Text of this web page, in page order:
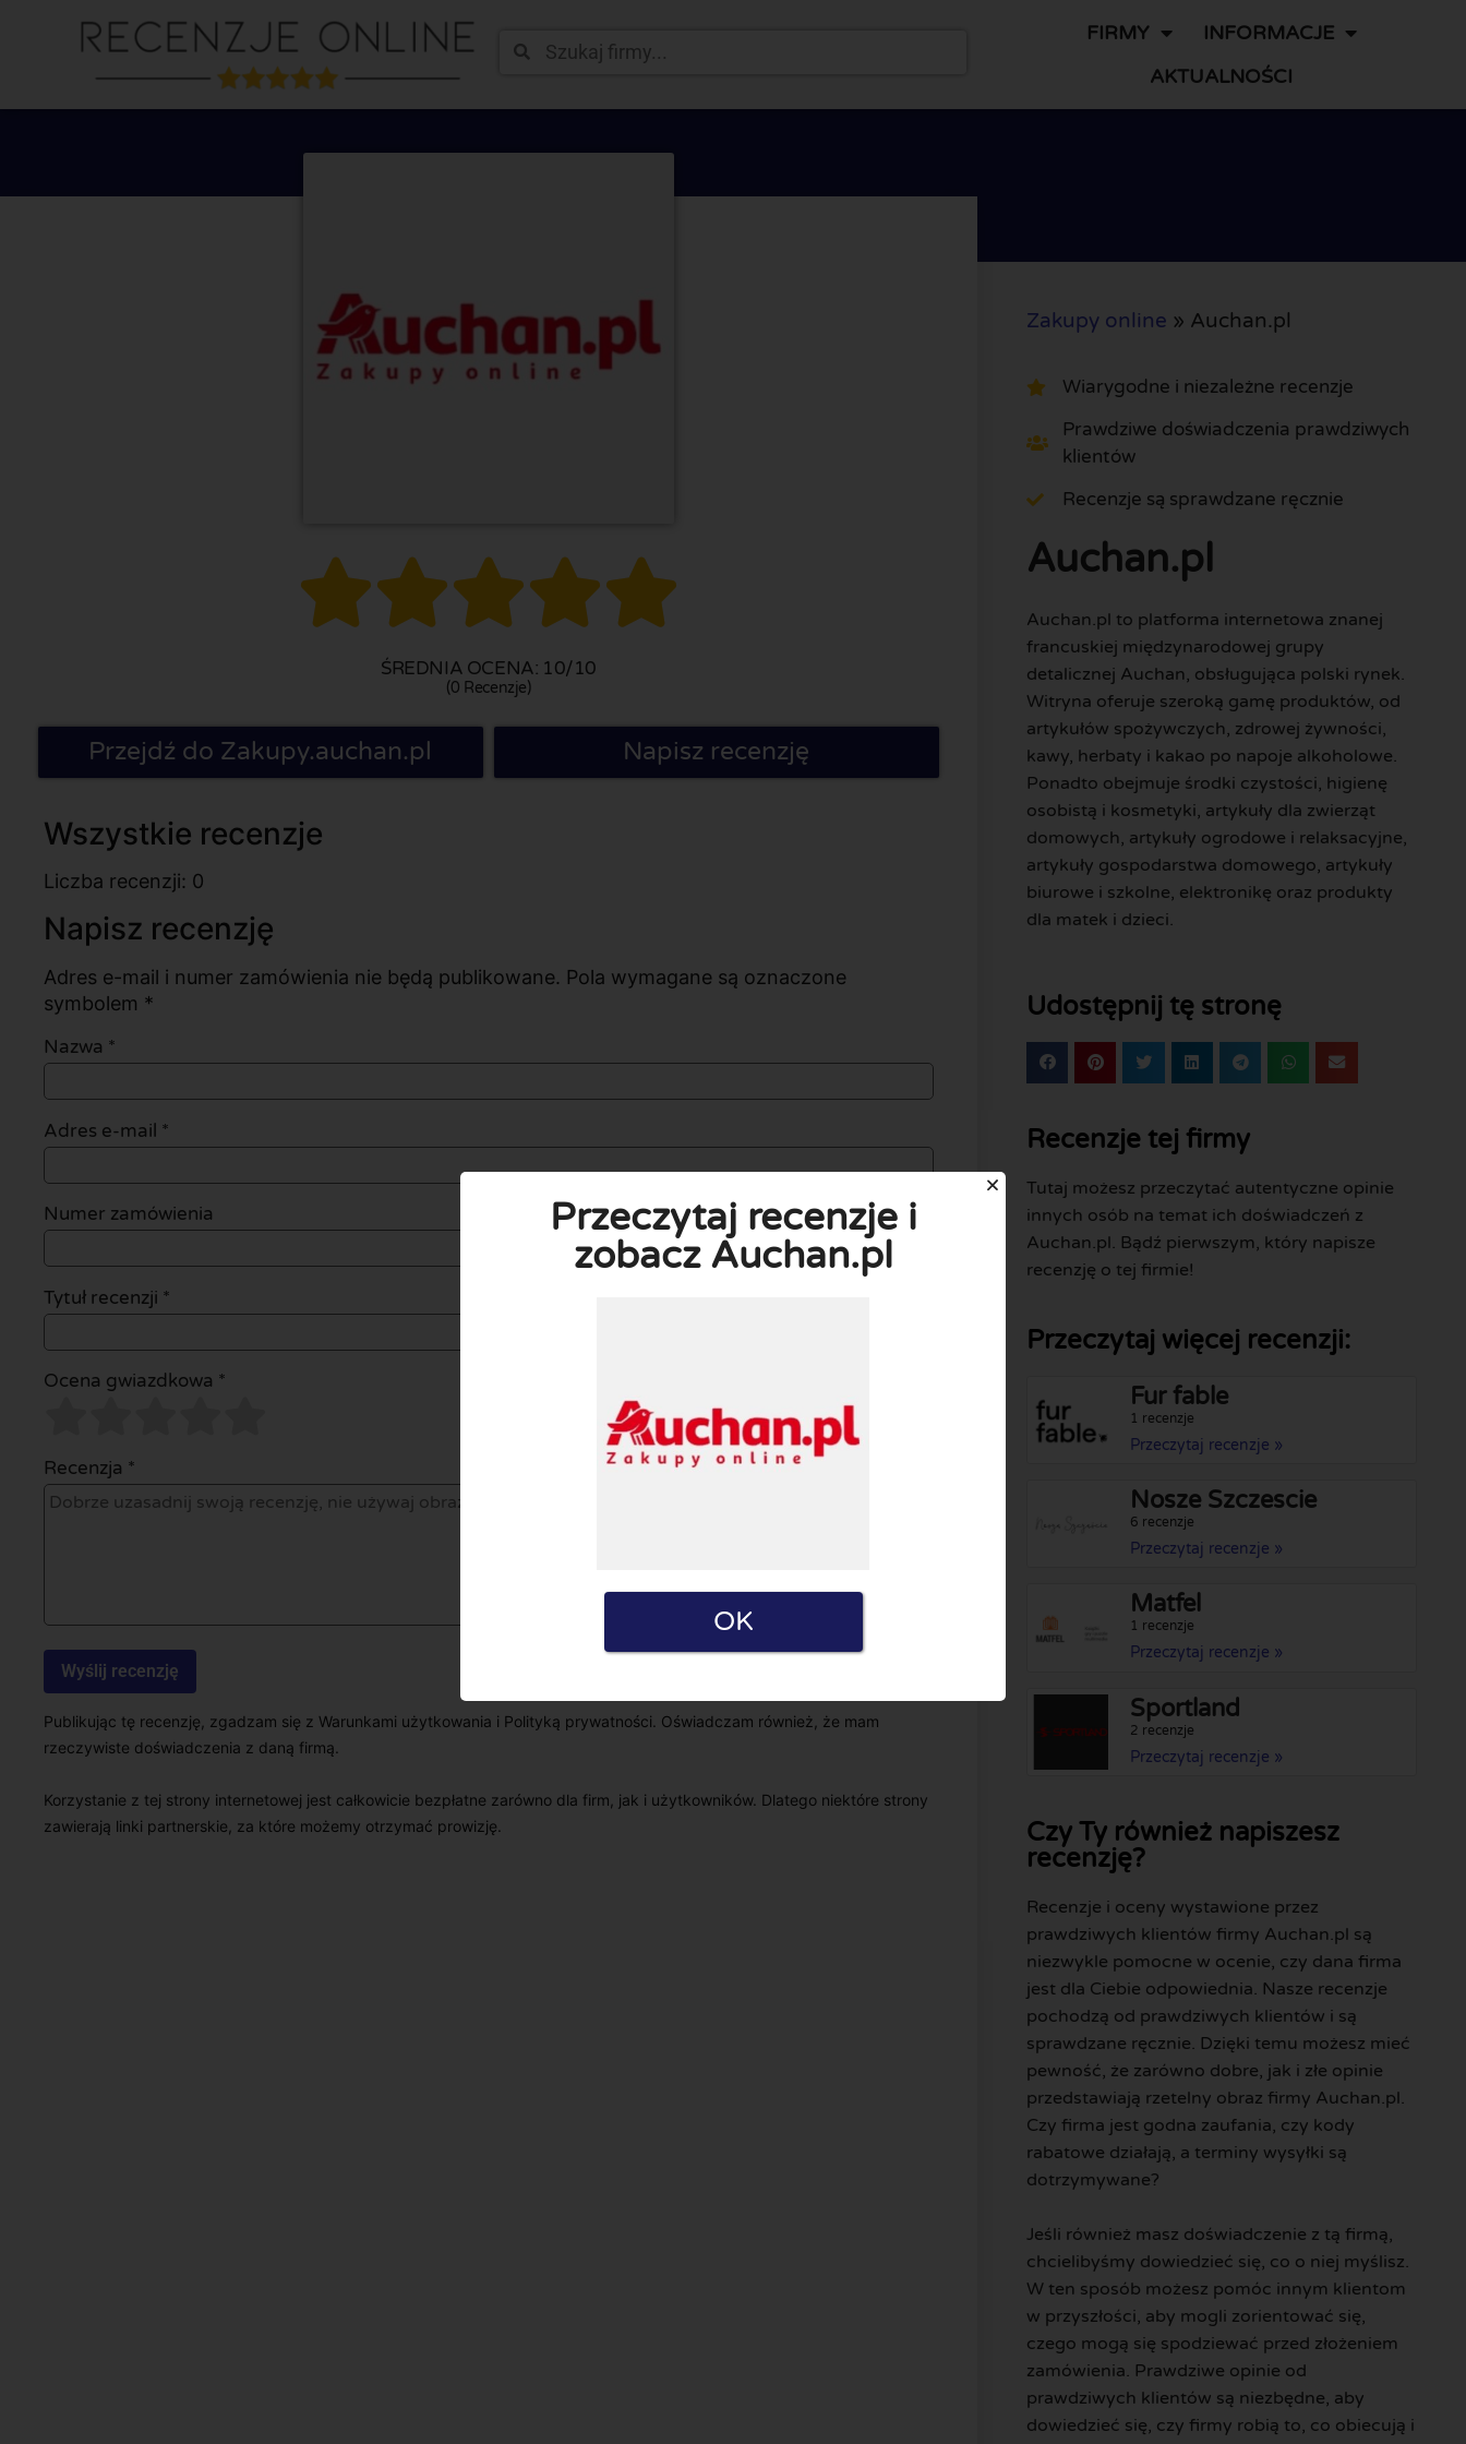
FIRMY
INFORMACJE
AKTUALNOŚCI

ŚREDNIA OCENA: 10/10
(0 Recenzje)
Przejdź do Zakupy.auchan.pl Napisz recenzję
Wszystkie recenzje
Liczba recenzji: 0
Napisz recenzję
Adres e-mail i numer zamówienia nie będą publikowane. Pola wymagane są oznaczone
symbolem *
Nazwa *
Adres e-mail *
Numer zamówienia
Tytuł recenzji *
Ocena gwiazdkowa *
Recenzja *
Publikując tę recenzję, zgadzam się z Warunkami użytkowania i Polityką prywatności. Oświadczam również, że mam
rzeczywiste doświadczenia z daną firmą.
Korzystanie z tej strony internetowej jest całkowicie bezpłatne zarówno dla firm, jak i użytkowników. Dlatego niektóre strony
zawierają linki partnerskie, za które możemy otrzymać prowizję.
Zakupy online » Auchan.pl
Wiarygodne i niezależne recenzje
Prawdziwe doświadczenia prawdziwych
klientów
Recenzje są sprawdzane ręcznie
Auchan.pl
Auchan.pl to platforma internetowa znanej
francuskiej międzynarodowej grupy
detalicznej Auchan, obsługująca polski rynek.
Witryna oferuje szeroką gamę produktów, od
artykułów spożywczych, zdrowej żywności,
kawy, herbaty i kakao po napoje alkoholowe.
Ponadto obejmuje środki czystości, higienę
osobistą i kosmetyki, artykuły dla zwierząt
domowych, artykuły ogrodowe i relaksacyjne,
artykuły gospodarstwa domowego, artykuły
biurowe i szkolne, elektronikę oraz produkty
dla matek i dzieci.
Udostępnij tę stronę
Recenzje tej firmy
Tutaj możesz przeczytać autentyczne opinie
innych osób na temat ich doświadczeń z
Auchan.pl. Bądź pierwszym, który napisze
recenzję o tej firmie!
Przeczytaj więcej recenzji:
Fur fable
1 recenzje
Przeczytaj recenzje »
Nosze Szczescie
6 recenzje
Przeczytaj recenzje »
Matfel
1 recenzje
Przeczytaj recenzje »
Sportland
2 recenzje
Przeczytaj recenzje »
Czy Ty również napiszesz
recenzję?
Recenzje i oceny wystawione przez
prawdziwych klientów firmy Auchan.pl są
niezwykle pomocne w ocenie, czy dana firma
jest dla Ciebie odpowiednia. Nasze recenzje
pochodzą od prawdziwych klientów i są
sprawdzane ręcznie. Dzięki temu możesz mieć
pewność, że zarówno dobre, jak i złe opinie
przedstawiają rzetelny obraz firmy Auchan.pl.
Czy firma jest godna zaufania, czy kody
rabatowe działają, a terminy wysyłki są
dotrzymywane?
Jeśli również masz doświadczenie z tą firmą,
chcielibyśmy dowiedzieć się, co o niej myślisz.
W ten sposób możesz pomóc innym klientom
w przyszłości, aby mogli zorientować się,
czego mogą się spodziewać przed złożeniem
zamówienia. Prawdziwe opinie od
prawdziwych klientów są niezbędne, aby
dowiedzieć się, czy firmy robią to, co obiecują i
Przeczytaj recenzje i
zobacz Auchan.pl
OK